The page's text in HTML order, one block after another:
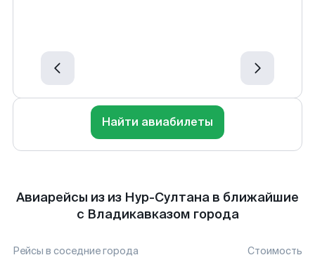
Найти авиабилеты
Авиарейсы из из Нур-Султана в ближайшие
с Владикавказом города
Рейсы в соседние города Стоимость